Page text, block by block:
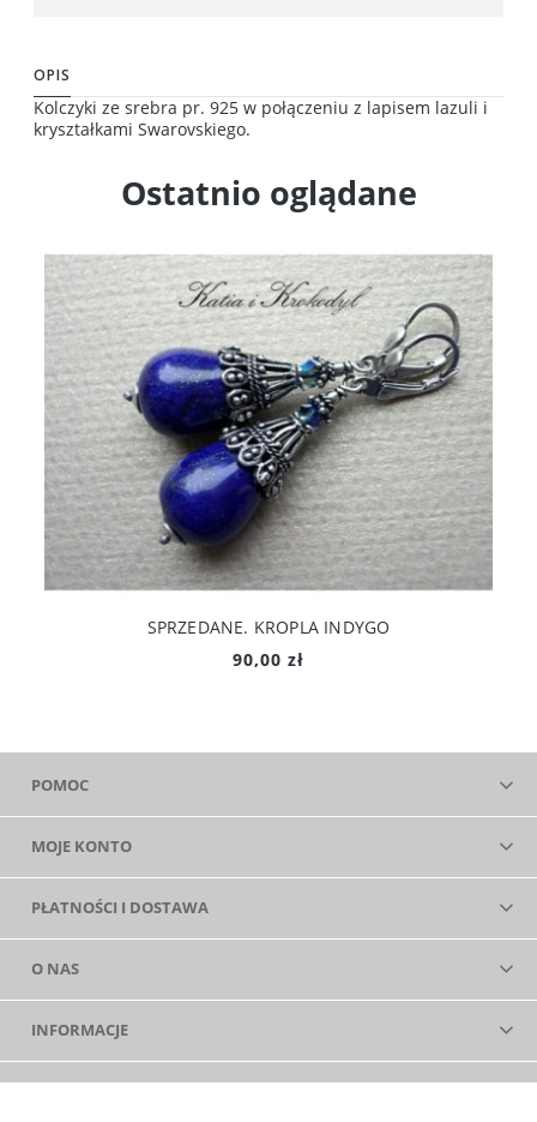
OPIS
Kolczyki ze srebra pr. 925 w połączeniu z lapisem lazuli i
kryształkami Swarovskiego.
Ostatnio oglądane
SPRZEDANE. KROPLA INDYGO
90,00 zł
POMOC
MOJE KONTO
PŁATNOŚCI I DOSTAWA
O NAS
INFORMACJE